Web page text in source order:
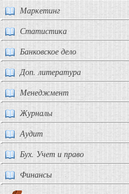
Маркетинг
Статистика
Банковское дело
Доп. литература
Менеджмент
Журналы
Аудит
Бух. Учет и право
Финансы